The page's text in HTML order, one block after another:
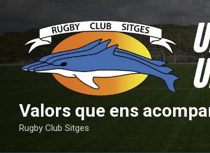
contenido
Valors que ens
Rugby Club Sitges